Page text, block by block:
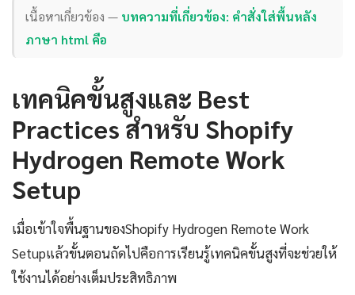
เนื้อหาเกี่ยวข้อง — บทความที่เกี่ยวข้อง: คำสั่งใส่พื้นหลัง
ภาษา html คือ
เทคนิคขั้นสูงและ Best
Practices สำหรับ Shopify
Hydrogen Remote Work
Setup
เมื่อเข้าใจพื้นฐานของShopify Hydrogen Remote Work
Setupแล้วขั้นตอนถัดไปคือการเรียนรู้เทคนิคขั้นสูงที่จะช่วยให้
ใช้งานได้อย่างเต็มประสิทธิภาพ